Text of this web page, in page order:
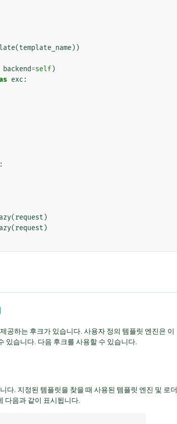
(template_name))
backend=self)
exc :
(request )
(request )
공하는 후크가 있습니다. 사용자 정의 템플릿 엔진은 이
있습니다. 다음 후크를 사용할 수 있습니다.
다. 지정된 템플릿을 찾을 때 사용된 템플릿 엔진 및 로더
다음과 같이 표시됩니다.